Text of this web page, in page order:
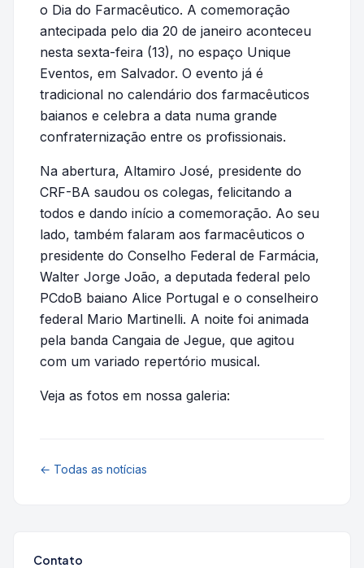
o Dia do Farmacêutico. A comemoração
antecipada pelo dia 20 de janeiro aconteceu
nesta sexta-feira (13), no espaço Unique
Eventos, em Salvador. O evento já é
tradicional no calendário dos farmacêuticos
baianos e celebra a data numa grande
confraternização entre os profissionais.
Na abertura, Altamiro José, presidente do
CRF-BA saudou os colegas, felicitando a
todos e dando início a comemoração. Ao seu
lado, também falaram aos farmacêuticos o
presidente do Conselho Federal de Farmácia,
Walter Jorge João, a deputada federal pelo
PCdoB baiano Alice Portugal e o conselheiro
federal Mario Martinelli. A noite foi animada
pela banda Cangaia de Jegue, que agitou
com um variado repertório musical.
Veja as fotos em nossa galeria:
← Todas as notícias
Contato